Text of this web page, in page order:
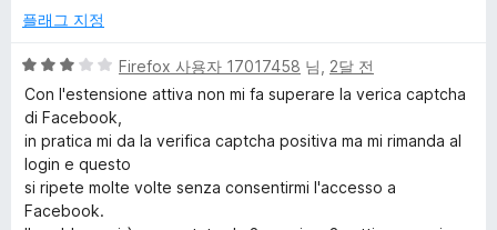
T
r
a
c
에
점
플래그 지정
5
점
만
점
에
3
점
Firefox 사용자 17017458 님, 2달 전
Con l'estensione attiva non mi fa superare la verica captcha
di Facebook,
in pratica mi da la verifica captcha positiva ma mi rimanda al
login e questo
si ripete molte volte senza consentirmi l'accesso a
Facebook.